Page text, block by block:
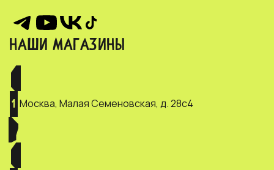
НАШИ МАГАЗИНЫ
1 Москва, Малая Семеновская, д. 28с4